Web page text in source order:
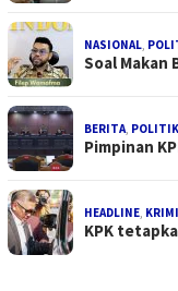
NASIONAL
Soal
BERITA POLITIK
Pimpinan
HEADLINE
KPK